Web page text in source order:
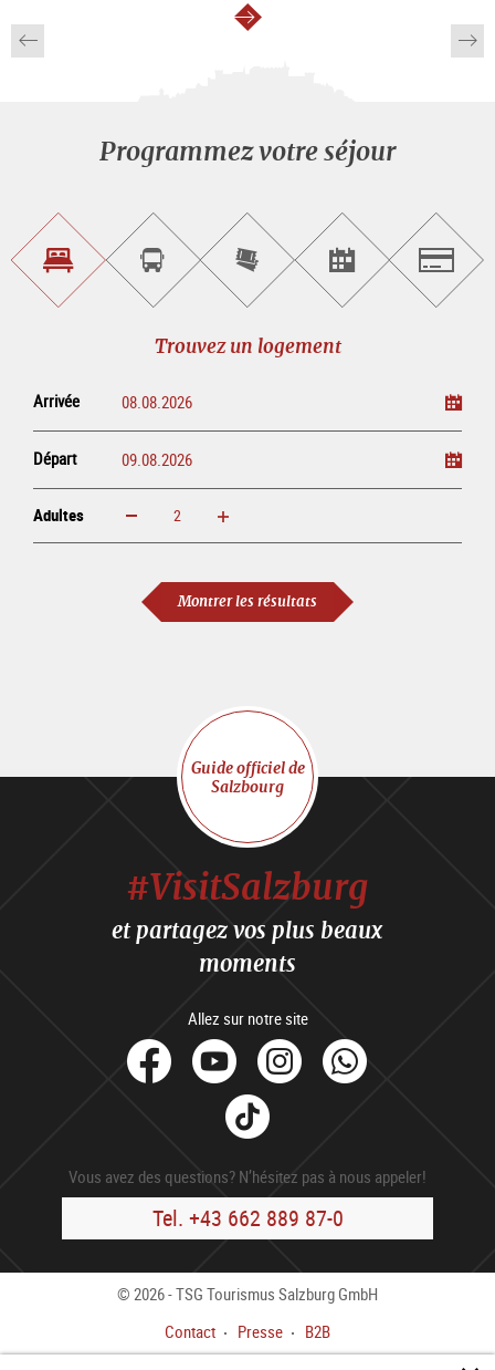
Continuer
Programmez votre séjour
Trouvez
un
logement
Réservez
un
tour
Achetez
les
billets
ligne
Trouvez
des
manifestations
Trouvez un logement
Arrivée
Départ
Adultes Augmenter Réduire
Montrer les résultats
Guide officiel de
Salzbourg
#VisitSalzburg
et partagez vos plus beaux
moments
Allez sur notre site
facebook
YoutubeInstagram
Tik
Tok
Vous avez des questions? N’hésitez pas à nous appeler!
Tel. +43 662 889 87-0
© 2026 - TSG Tourismus Salzburg GmbH
Contact
Presse
B2B